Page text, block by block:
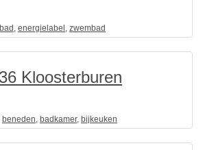
, energielabel , zwembad
Kloosterburen
beneden, badkamer, bijkeuken